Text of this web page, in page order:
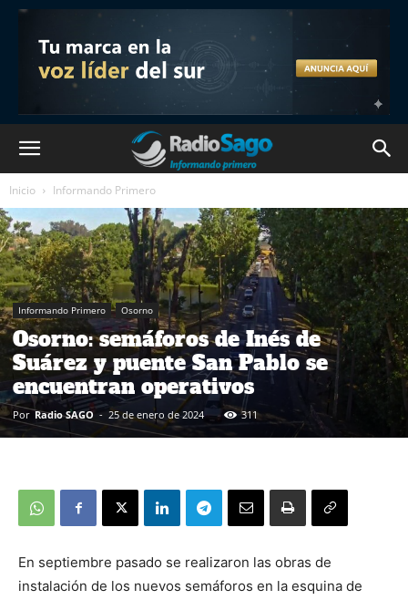
Inicio Informando Primero
Informando Primero Osorno
Osorno: semáforos de Inés de
Suárez y puente San Pablo se
encuentran operativos
Por Radio SAGO - 25 de enero de 2024 311
En septiembre pasado se realizaron las obras de
instalación de los nuevos semáforos en la esquina de